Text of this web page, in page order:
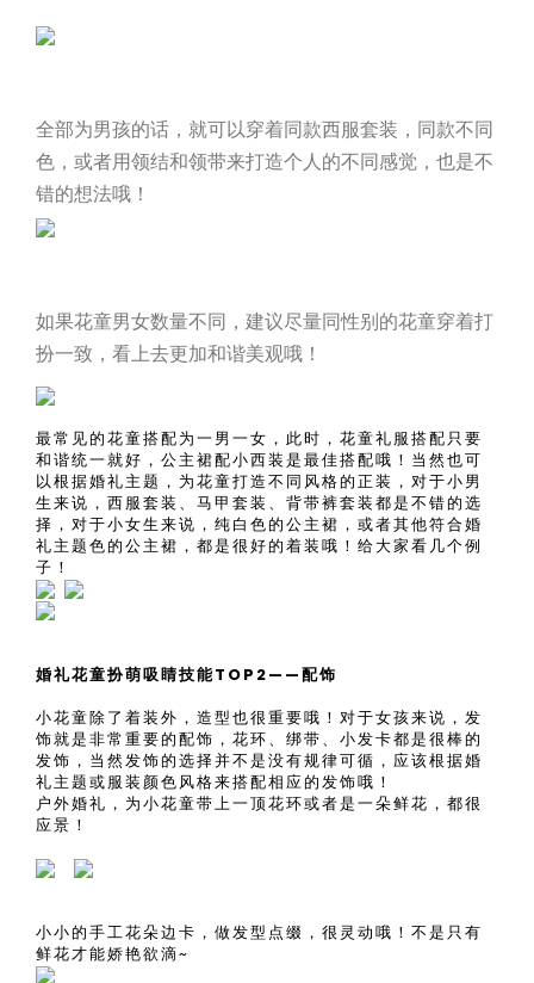
全部为男孩的话，就可以穿着同款西服套装，同款不同
色，或者用领结和领带来打造个人的不同感觉，也是不
错的想法哦！
如果花童男女数量不同，建议尽量同性别的花童穿着打
扮一致，看上去更加和谐美观哦！
最常见的花童搭配为一男一女，此时，花童礼服搭配只要
和谐统一就好，公主裙配小西装是最佳搭配哦！当然也可
以根据婚礼主题，为花童打造不同风格的正装，对于小男
生来说，西服套装、马甲套装、背带裤套装都是不错的选
择，对于小女生来说，纯白色的公主裙，或者其他符合婚
礼主题色的公主裙，都是很好的着装哦！给大家看几个例
子！
婚礼花童扮萌吸睛技能TOP2——配饰
小花童除了着装外，造型也很重要哦！对于女孩来说，发
饰就是非常重要的配饰，花环、绑带、小发卡都是很棒的
发饰，当然发饰的选择并不是没有规律可循，应该根据婚
礼主题或服装颜色风格来搭配相应的发饰哦！
户外婚礼，为小花童带上一顶花环或者是一朵鲜花，都很
应景！
小小的手工花朵边卡，做发型点缀，很灵动哦！不是只有
鲜花才能娇艳欲滴~